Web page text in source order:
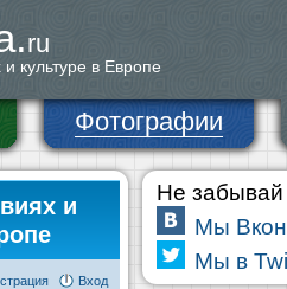
ru
культуре в Европе
Фотографии
и
Вход
Не забывай
Мы
Мы в